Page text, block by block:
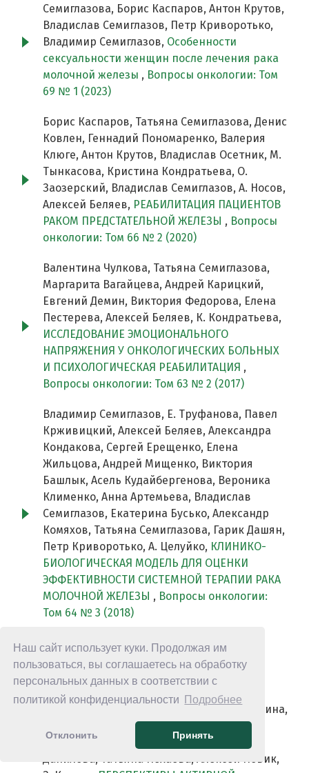
Наш сайт использует куки. Продолжая им
пользоваться, вы соглашаетесь на обработку
персональных данных в соответствии с
политикой конфиденциальности
Подробнее
Отклонить Принять
Семиглазова, Борис Каспаров, Антон Крутов,
Владислав Семиглазов, Петр Криворотько,
Владимир Семиглазов, Особенности
сексуальности женщин после лечения рака
молочной железы , Вопросы онкологии: Том
69 № 1 (2023)
Борис Каспаров, Татьяна Семиглазова, Денис
Ковлен, Геннадий Пономаренко, Валерия
Клюге, Антон Крутов, Владислав Осетник, М.
Тынкасова, Кристина Кондратьева, О.
Заозерский, Владислав Семиглазов, А. Носов,
Алексей Беляев, РЕАБИЛИТАЦИЯ ПАЦИЕНТОВ
РАКОМ ПРЕДСТАТЕЛЬНОЙ ЖЕЛЕЗЫ , Вопросы
онкологии: Том 66 № 2 (2020)
Валентина Чулкова, Татьяна Семиглазова,
Маргарита Вагайцева, Андрей Карицкий,
Евгений Демин, Виктория Федорова, Елена
Пестерева, Алексей Беляев, К. Кондратьева,
ИССЛЕДОВАНИЕ ЭМОЦИОНАЛЬНОГО
НАПРЯЖЕНИЯ У ОНКОЛОГИЧЕСКИХ БОЛЬНЫХ
И ПСИХОЛОГИЧЕСКАЯ РЕАБИЛИТАЦИЯ ,
Вопросы онкологии: Том 63 № 2 (2017)
Владимир Семиглазов, Е. Труфанова, Павел
Крживицкий, Алексей Беляев, Александра
Кондакова, Сергей Ерещенко, Елена
Жильцова, Андрей Мищенко, Виктория
Башлык, Асель Кудайбергенова, Вероника
Клименко, Анна Артемьева, Владислав
Семиглазов, Екатерина Бусько, Александр
Комяхов, Татьяна Семиглазова, Гарик Дашян,
Петр Криворотько, А. Целуйко, КЛИНИКО-
БИОЛОГИЧЕСКАЯ МОДЕЛЬ ДЛЯ ОЦЕНКИ
ЭФФЕКТИВНОСТИ СИСТЕМНОЙ ТЕРАПИИ РАКА
МОЛОЧНОЙ ЖЕЛЕЗЫ , Вопросы онкологии:
Том 64 № 3 (2018)
Ирина Балдуева, Н. Авдокина, Алексей
Беляев, Александр Щербаков, Татьяна
Семиглазова, Екатерина Анохина, Юрий
Комаров, Дилором Латипова, Гульфия
Телетаева, Анна Семенова, Ольга Галиуллина,
Наталья Емельянова, Нино Пипиа, Марк
Гельфонд, Светлана Проценко, Анна
Данилова, Татьяна Нехаева, Алексей Новик,